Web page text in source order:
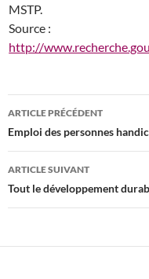
MSTP.
Source :
http://
Navigation
des
articles
ARTICLE PRÉCÉDENT
Emploi des personnes
ARTICLE SUIVANT
Tout le développement